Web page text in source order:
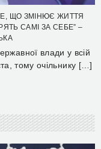
ЩО ЗМІНЮЄ ЖИТТЯ
САМІ ЗА СЕБЕ” –
влади у всій
тому очільнику […]